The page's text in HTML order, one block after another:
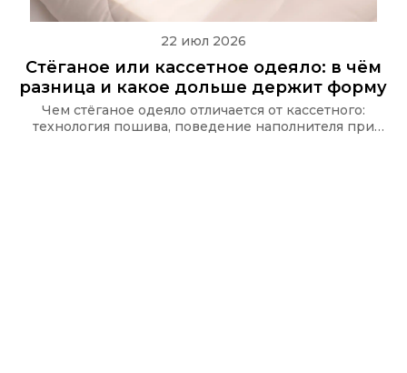
22 июл 2026
Стёганое или кассетное одеяло: в чём
разница и какое дольше держит форму
Чем стёганое одеяло отличается от кассетного:
технология пошива, поведение наполнителя при